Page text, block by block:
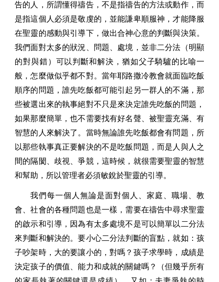
告的人，所謂懂得禱告，不是指禱告的方法或動作，而
是指這個人必須是敬虔的，並能謙卑順服神，才能降服
在聖靈的感動與引導下，做出合神心意的判斷與決策。
我們面對太多的狀況、問題、處境，並非二分法（明顯
的對與錯）可以判斷和解決，猶如父子騎驢的比喻一
般，怎麼做似乎都不對。當年耶路撒冷教會就面臨吃飯
順序的問題，誰先吃飯都可能引起另一群人的不滿，那
些被選出來的執事絕對不只是來決定誰先吃飯的問題，
如果那麼簡單，也不需要找有好名聲、被聖靈充滿、有
智慧的人來解決了。當時無論誰先吃飯都會有問題，所
以那些執事真正要解決的不是吃飯問題，而是人與人之
間的隔閡、歧視、爭競，這時候，就很需要聖靈的智慧
和幫助，所以管理者必須敏銳於聖靈的引導。
我們每一個人無論是面對個人、家庭、職場、教
會、社會的各種問題也是一樣，需要在禱告中尋求聖靈
的啟示和引導，因為有太多處境不是可以簡單以二分法
來判斷和解決的。要小心二分法判斷的盲點，就如：孩
子吵架時，大的要讓小的，對嗎？孩子求學時，成績是
決定孩子的價值、能力和成就的關鍵嗎？（但幾乎所有